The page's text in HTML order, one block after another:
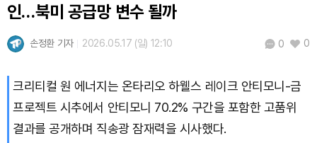
Dogecoin (DOGE)
인…북미 공급망 변수 될까
손정환 기자 2026.05.17 (일) 12:10 0 0
크리티컬 원 에너지는 온타리오 하웰스 레이크 안티모니-금
프로젝트 시추에서 안티모니 70.2% 구간을 포함한 고품위
결과를 공개하며 직송광 잠재력을 시사했다.